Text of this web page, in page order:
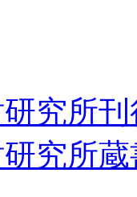
究所
究所